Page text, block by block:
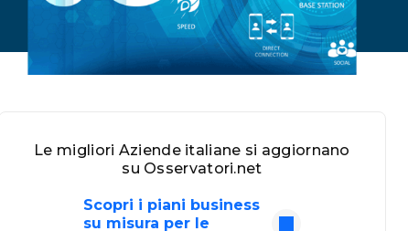
Le migliori Aziende italiane si aggiornano
su Osservatori.net
Scopri i piani business
su misura per le